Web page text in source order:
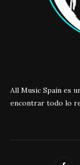
All Music Spain es
encontrar todo lo